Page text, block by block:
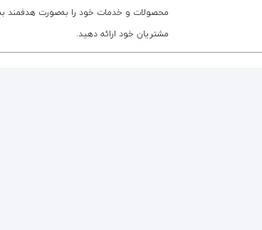
محصولات و خدمات خود را به‌صورت هدفمند
مشتریان خود ارائه دهید.